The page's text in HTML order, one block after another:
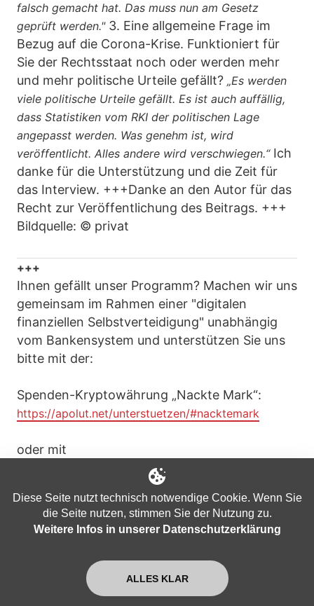
falsch gemacht hat. Das muss nun am Gesetz
geprüft werden."3. Eine allgemeine Frage im
Bezug auf die Corona-Krise. Funktioniert für
Sie der Rechtsstaat noch oder werden mehr
und mehr politische Urteile gefällt? „Es werden
viele politische Urteile gefällt. Es ist auch auffällig,
dass Statistiken vom RKI der politischen Lage
angepasst werden. Was genehm ist, wird
veröffentlicht. Alles andere wird verschwiegen.“Ich
danke für die Unterstützung und die Zeit für
das Interview. +++Danke an den Autor für das
Recht zur Veröffentlichung des Beitrags. +++
Bildquelle: © privat
+++
Ihnen gefällt unser Programm? Machen wir uns
gemeinsam im Rahmen einer "digitalen
finanziellen Selbstverteidigung" unabhängig
vom Bankensystem und unterstützen Sie uns
bitte mit der:
Spenden-Kryptowährung „Nackte Mark“:
https://apolut.net/unterstuetzen/#nacktemark
oder mit
https://apolut.net/unterstuetzen#bitcoin
Informationen zu weiteren
https://apolut.net/unterstuetzen/
Diese Seite nutzt technisch notwendige Cookie. Wenn Sie
die Seite nutzen, stimmen Sie der Nutzung zu.
Weitere Infos in unserer Datenschutzerklärung
ALLES KLAR